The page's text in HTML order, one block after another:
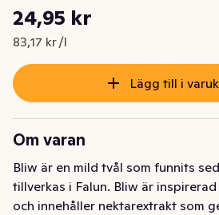
Nuvarande pris är: 24,95 kr
24,95 kr
83,17 kr /l
Styckpris: 83,17 kr /l
Lägg till i
Om varan
Bliw är en mild tvål som funnits
tillverkas i Falun. Bliw är
och innehåller nektarextrakt som